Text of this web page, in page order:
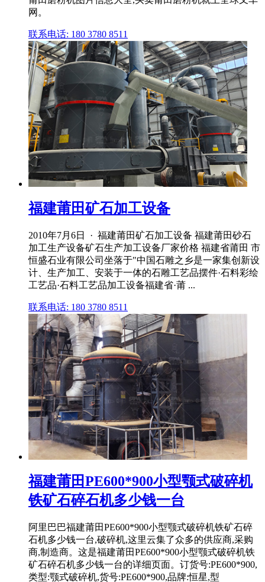
网。
联系电话: 180 3780 8511
福建莆田矿石加工设备
2010年7月6日 · 福建莆田矿石加工设备 福建莆田砂石
加工生产设备矿石生产加工设备厂家价格 福建省莆田 市
恒盛石业有限公司坐落于"中国石雕之乡是一家集创新设
计、生产加工、安装于一体的石雕工艺品摆件·石料彩绘
工艺品·石料工艺品加工设备福建省·莆 ...
联系电话: 180 3780 8511
福建莆田PE600*900小型颚式破碎机
铁矿石碎石机多少钱一台
阿里巴巴福建莆田PE600*900小型颚式破碎机铁矿石碎
石机多少钱一台,破碎机,这里云集了众多的供应商,采购
商,制造商。这是福建莆田PE600*900小型颚式破碎机铁
矿石碎石机多少钱一台的详细页面。订货号:PE600*900,
类型:颚式破碎机,货号:PE600*900,品牌:恒星,型